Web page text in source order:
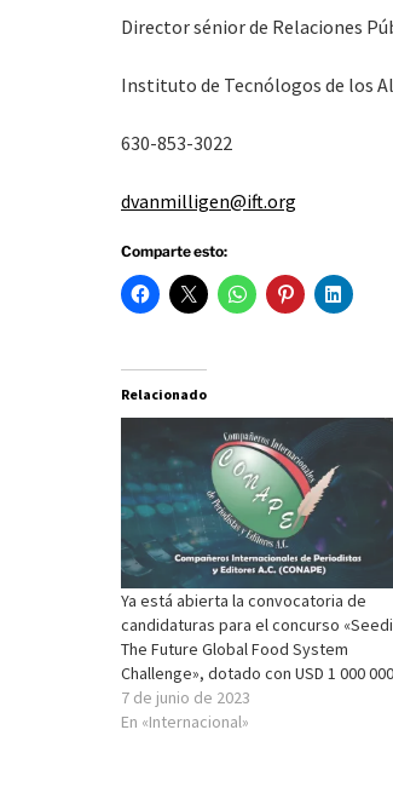
Director sénior de Relaciones
Instituto de Tecnólogos de los
630-853-3022
dvanmilligen@ift.org
Comparte esto:
Relacionado
Ya está abierta la convocatoria de
candidaturas para el concurso
The Future Global Food System
Challenge», dotado con USD 1 000 000
7 de junio de 2023
En «Internacional»